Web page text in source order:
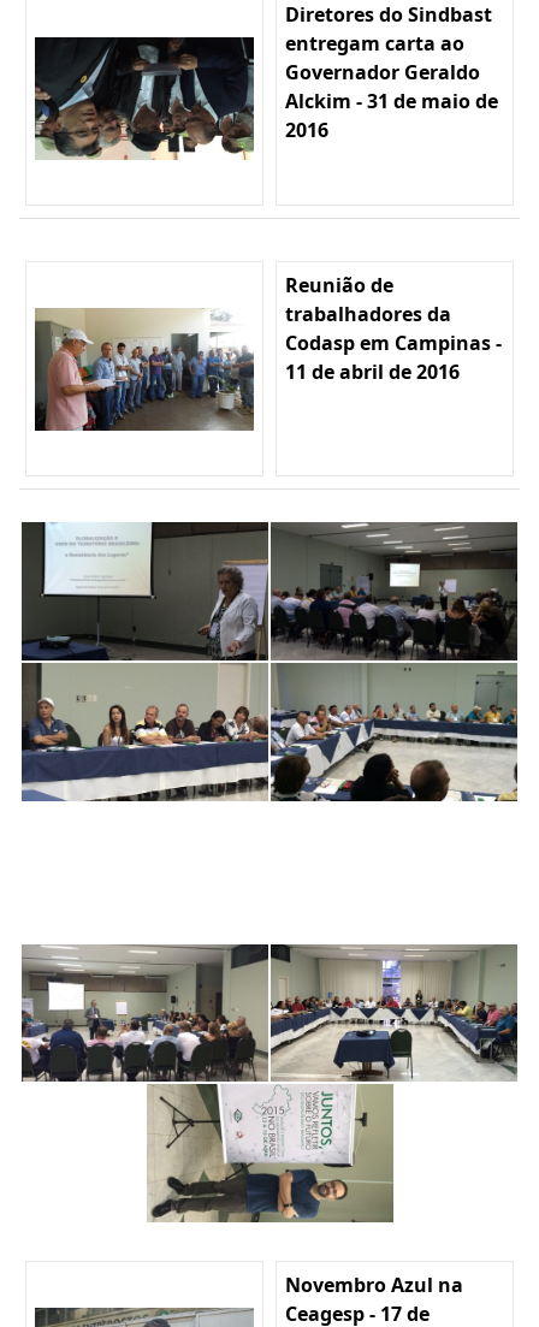
Diretores do Sindbast
entregam carta ao
Governador Geraldo
Alckim - 31 de maio de
2016
Reunião de
trabalhadores da
Codasp em Campinas -
11 de abril de 2016
Novembro Azul na
Ceagesp - 17 de